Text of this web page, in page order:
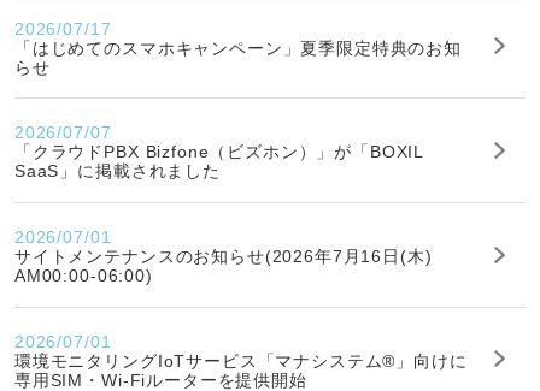
2026/07/17
「はじめてのスマホキャンペーン」夏季限定特典のお知
らせ
2026/07/07
「クラウドPBX Bizfone（ビズホン）」が「BOXIL
SaaS」に掲載されました
2026/07/01
サイトメンテナンスのお知らせ(2026年7月16日(木)
AM00:00-06:00)
2026/07/01
環境モニタリングIoTサービス「マナシステム®」向けに
専用SIM・Wi-Fiルーターを提供開始